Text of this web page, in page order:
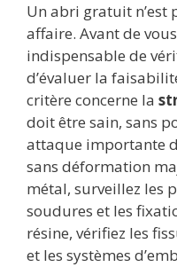
Un abri gratuit n’est
affaire. Avant de
indispensable de
d’évaluer la
critère concerne la
doit être sain, sans
attaque importante
sans déformation
métal, surveillez les
soudures et les
résine, vérifiez les
et les systèmes